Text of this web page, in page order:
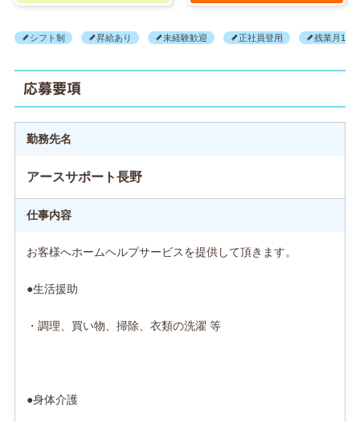
シフト制 昇給あり 未経験歓迎 正社員登用 残業月10H
応募要項
勤務先名
アースサポート長野
仕事内容
お客様へホームヘルプサービスを提供して頂きます。
●生活援助
・調理、買い物、掃除、衣類の洗濯 等
●身体介護